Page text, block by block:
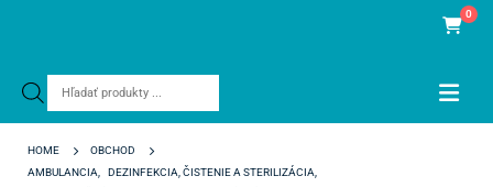
Products
0
HOME
OBCHOD
AMBULANCIA
DEZINFEKCIA, ČISTENIE A STERILIZÁCIA